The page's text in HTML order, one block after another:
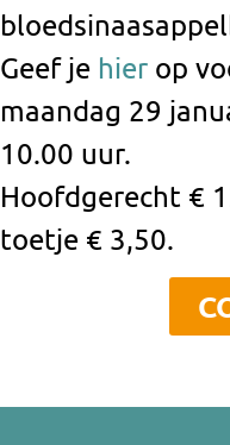
Geef je hier op
maandag 29
10.00 uur.
Hoofdgerecht €
toetje € 3,50.